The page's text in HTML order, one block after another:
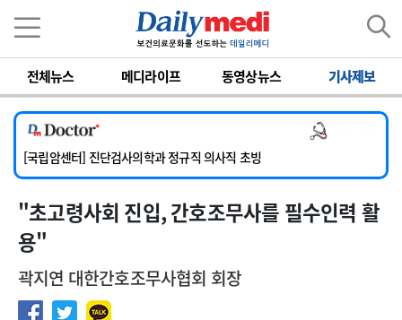
전체뉴스 메디라이프 동영상뉴스 기사제보
[서울아산병원] 2026년 하반기 인턴 모집
[명지병원] 하반기 전공의(인턴) 모집
[국립암센터] 진단검사의학과 정규직 의사직 초빙
[인제대학교해운대백병원] 치과 진료교수 모집 공고
[서울아산병원] 2026년 하반기 인턴 모집
[명지병원] 하반기 전공의(인턴) 모집
"초고령사회 진입, 간호조무사를 필수인력 활
용"
곽지연 대한간호조무사협회 회장